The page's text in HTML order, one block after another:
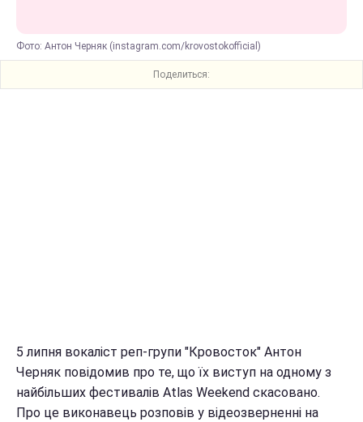
Фото: Антон Черняк (instagram.com/krovostokofficial)
Поделиться:
5 липня вокаліст реп-групи "Кровосток" Антон
Черняк повідомив про те, що їх виступ на одному з
найбільших фестивалів Atlas Weekend скасовано.
Про це виконавець розповів у відеозверненні на